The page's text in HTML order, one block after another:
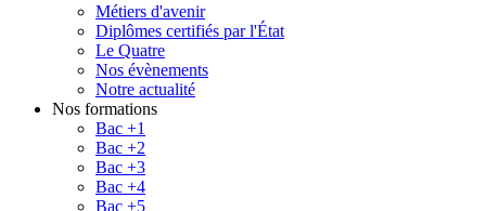
Métiers d'avenir
Diplômes certifiés par l'État
Le Quatre
Nos évènements
Notre actualité
Nos formations
Bac +1
Bac +2
Bac +3
Bac +4
Bac +5